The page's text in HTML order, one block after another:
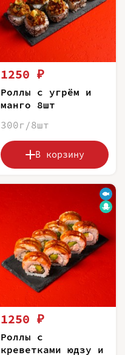
1250 ₽
Роллы с угрём и
манго 8шт
300г/8шт
В корзину
1250 ₽
Роллы с
креветками юдзу и